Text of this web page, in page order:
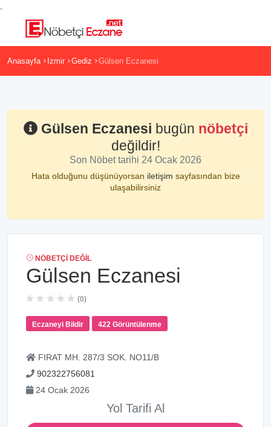
Anasayfa Izmir Gediz Gülsen Eczanesi
Gülsen Eczanesi bugün nöbetçi
değildir!
Son Nöbet tarihi 24 Ocak 2026
Hata olduğunu düşünüyorsan iletişim sayfasından bize
ulaşabilirsiniz
NÖBETÇI DEĞIL
Gülsen Eczanesi
(0)
Eczaneyi Bildir 422 Görüntülenme
FIRAT MH. 287/3 SOK. NO11/B
902322756081
24 Ocak 2026
Yol Tarifi Al